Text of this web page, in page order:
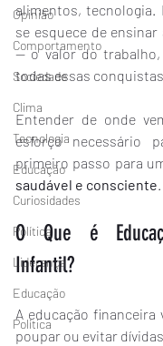
Opinião
Comportamento
Sociedade
Clima
Tecnologia
Educação
Curiosidades
Política
Liderança
Educação
Política
alimentos, tecnologia.
se esquece de
— o valor do
todas essas
Entender de onde
esforço necessário
primeiro passo para
saudável e consciente.
O Que é
Infantil?
A educação financeira
poupar ou evitar